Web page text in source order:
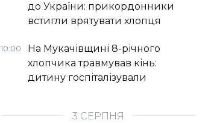
до України: прикордонники
встигли врятувати хлопця
10:00
На Мукачівщині 8-річного
хлопчика травмував кінь:
дитину госпіталізували
3 СЕРПНЯ